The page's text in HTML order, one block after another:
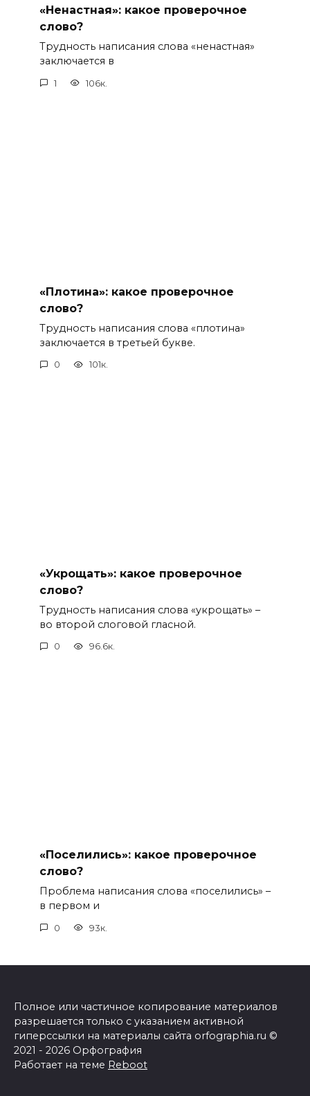
«Ненастная»: какое проверочное
слово?
Трудность написания слова «ненастная»
заключается в
1 106к.
«Плотина»: какое проверочное
слово?
Трудность написания слова «плотина»
заключается в третьей букве.
0 101к.
«Укрощать»: какое проверочное
слово?
Трудность написания слова «укрощать» –
во второй слоговой гласной.
0 96.6к.
«Поселились»: какое проверочное
слово?
Проблема написания слова «поселились» –
в первом и
0 93к.
Полное или частичное копирование материалов
разрешается только с указанием активной
гиперссылки на материалы сайта orfographia.ru ©
2021 - 2026 Орфография
Работает на теме Reboot